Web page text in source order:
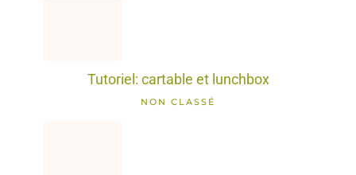
Tutoriel: cartable et lunchbox
NON CLASSÉ